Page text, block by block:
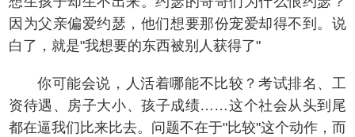
因为父亲偏爱约瑟，他们想要那份宠爱却得不到。说
白了，就是"我想要的东西被别人获得了"
你可能会说，人活着哪能不比较？考试排名、工
资待遇、房子大小、孩子成绩……这个社会从头到尾
都在逼我们比来比去。问题不在于"比较"这个动作，而